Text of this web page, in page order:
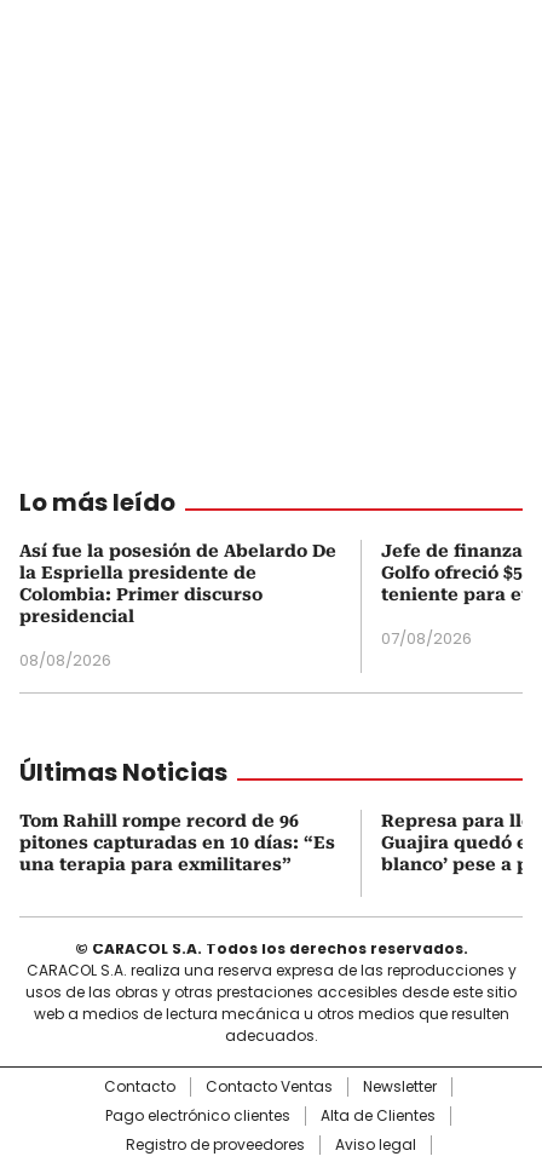
Lo más leído
Así fue la posesión de Abelardo De
la Espriella presidente de
Colombia: Primer discurso
presidencial
08/08/2026
Jefe de finanzas
Golfo ofreció
teniente para
07/08/2026
Últimas Noticias
Tom Rahill rompe record de 96
pitones capturadas en 10 días: “Es
una terapia para exmilitares”
Represa para
Guajira quedó en
blanco’ pese a
© CARACOL S.A. Todos los derechos reservados.
CARACOL S.A. realiza una reserva expresa de las reproducciones y
usos de las obras y otras prestaciones accesibles desde este sitio
web a medios de lectura mecánica u otros medios que resulten
adecuados.
Contacto Contacto Ventas
Newsletter
Pago electrónico clientes
Alta de Clientes
Registro de proveedores
Aviso legal